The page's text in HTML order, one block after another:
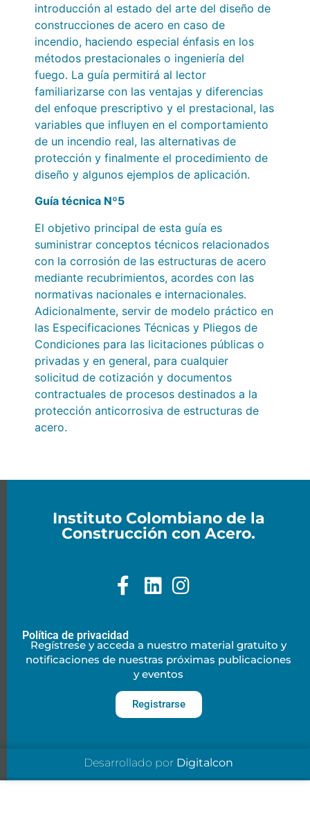
introducción al estado del arte del diseño de
construcciones de acero en caso de
incendio, haciendo especial énfasis en los
métodos prestacionales o ingeniería del
fuego. La guía permitirá al lector
familiarizarse con las ventajas y diferencias
del enfoque prescriptivo y el prestacional, las
variables que influyen en el comportamiento
de un incendio real, las alternativas de
protección y finalmente el procedimiento de
diseño y algunos ejemplos de aplicación.
Guía técnica Nº5
El objetivo principal de esta guía es
suministrar conceptos técnicos relacionados
con la corrosión de las estructuras de acero
mediante recubrimientos, acordes con las
normativas nacionales e internacionales.
Adicionalmente, servir de modelo práctico en
las Especificaciones Técnicas y Pliegos de
Condiciones para las licitaciones públicas o
privadas y en general, para cualquier
solicitud de cotización y documentos
contractuales de procesos destinados a la
protección anticorrosiva de estructuras de
acero.
Instituto Colombiano de la
Construcción con Acero.
Política de privacidad
Regístrese y acceda a nuestro material gratuito y
notificaciones de nuestras próximas publicaciones
y eventos
Registrarse
Desarrollado por Digitalcon